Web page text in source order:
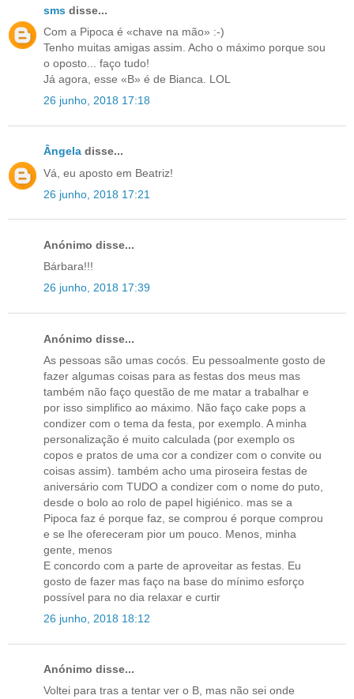
sms disse...
Com a Pipoca é «chave na mão» :-)
Tenho muitas amigas assim. Acho o máximo porque sou
o oposto... faço tudo!
Já agora, esse «B» é de Bianca. LOL
26 junho, 2018 17:18
Ângela disse...
Vá, eu aposto em Beatriz!
26 junho, 2018 17:21
Anónimo disse...
Bárbara!!!
26 junho, 2018 17:39
Anónimo disse...
As pessoas são umas cocós. Eu pessoalmente gosto de
fazer algumas coisas para as festas dos meus mas
também não faço questão de me matar a trabalhar e
por isso simplifico ao máximo. Não faço cake pops a
condizer com o tema da festa, por exemplo. A minha
personalização é muito calculada (por exemplo os
copos e pratos de uma cor a condizer com o convite ou
coisas assim). também acho uma piroseira festas de
aniversário com TUDO a condizer com o nome do puto,
desde o bolo ao rolo de papel higiénico. mas se a
Pipoca faz é porque faz, se comprou é porque comprou
e se lhe ofereceram pior um pouco. Menos, minha
gente, menos
E concordo com a parte de aproveitar as festas. Eu
gosto de fazer mas faço na base do mínimo esforço
possível para no dia relaxar e curtir
26 junho, 2018 18:12
Anónimo disse...
Voltei para tras a tentar ver o B, mas não sei onde